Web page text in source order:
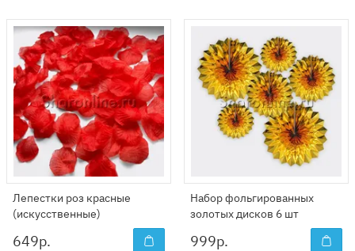
Лепестки роз красные
(искусственные)
649р.
Набор фольгированных
золотых дисков 6 шт
999р.